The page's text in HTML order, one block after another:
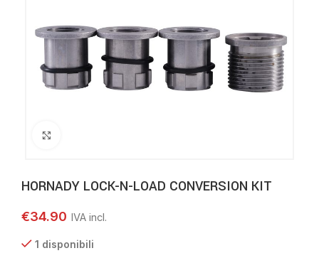
HORNADY LOCK-N-LOAD CONVERSION KIT
€34.90
1 disponibili